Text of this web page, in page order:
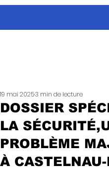
DOSSIER
LA
PROBLÈME
À
19 mai 20253 min de lecture